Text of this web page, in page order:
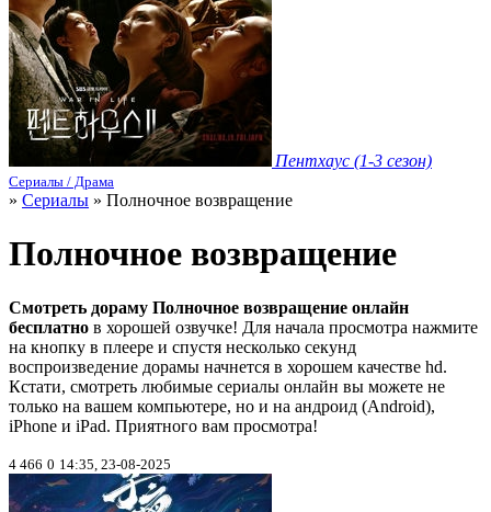
Пентхаус (1-3 сезон)
Сериалы / Драма
» Сериалы » Полночное возвращение
Полночное возвращение
Смотреть дораму Полночное возвращение онлайн
бесплатно в хорошей озвучке! Для начала просмотра нажмите
на кнопку в плеере и спустя несколько секунд
воспроизведение дорамы начнется в хорошем качестве hd.
Кстати, смотреть любимые сериалы онлайн вы можете не
только на вашем компьютере, но и на андроид (Android),
iPhone и iPad. Приятного вам просмотра!
4 466 0 14:35, 23-08-2025